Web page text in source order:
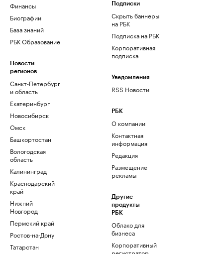
Финансы
Биографии
База знаний
РБК Образование
Новости
регионов
Санкт-Петербург
и область
Екатеринбург
Новосибирск
Омск
Башкортостан
Вологодская
область
Калининград
Краснодарский
край
Нижний
Новгород
Пермский край
Ростов-на-Дону
Татарстан
Подписки
Скрыть баннеры
на РБК
Подписка на РБК
Корпоративная
подписка
Уведомления
RSS Новости
РБК
О компании
Контактная
информация
Редакция
Размещение
рекламы
Другие
продукты
РБК
Облако для
бизнеса
Корпоративный